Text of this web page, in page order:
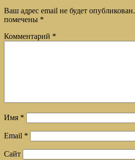
Ваш адрес email не будет опубликован.
помечены *
Комментарий *
Имя *
Email *
Сайт